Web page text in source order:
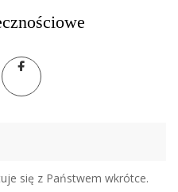
się z Państwem wkrótce.